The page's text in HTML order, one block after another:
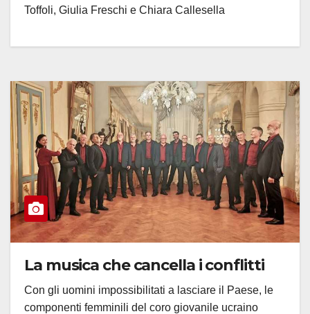
Toffoli, Giulia Freschi e Chiara Callesella
La musica che cancella i conflitti
Con gli uomini impossibilitati a lasciare il Paese, le
componenti femminili del coro giovanile ucraino